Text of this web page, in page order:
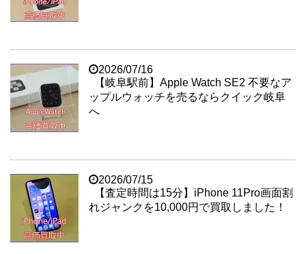
2026/07/16
【岐阜駅前】Apple Watch SE2 不要なア
ップルウォッチを売るならクイック岐阜
へ
2026/07/15
【査定時間は15分】iPhone 11Pro画面割
れジャンクを10,000円で買取しました！